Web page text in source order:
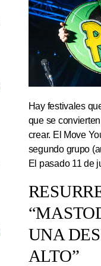
Hay festivales
que se
crear. El Move
segundo grupo
El pasado 11 de
UNA
ALTO”